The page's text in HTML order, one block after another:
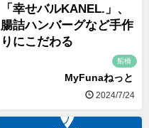
「幸せバルKANEL.」、
腸詰ハンバーグなど手作
りにこだわる
船橋
MyFunaねっと
2024/7/24